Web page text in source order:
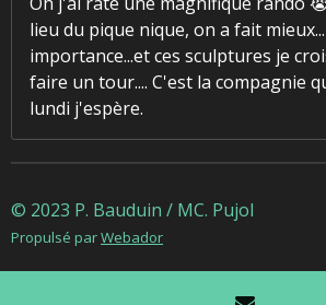
lieu du pique nique, on a fait
importance...et ces sculptures je
faire un tour.... C'est la compagnie
lundi j'espère.
© 2023 P. Bauduin / MC. Pujol
Propulsé parWebador